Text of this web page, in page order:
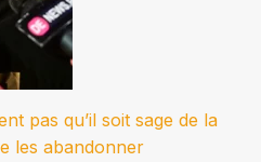
pas qu’il soit sage de la
les abandonner